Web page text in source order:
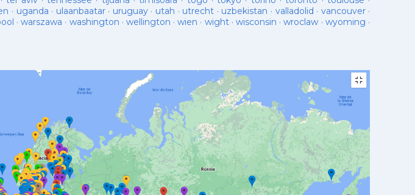
· uganda · ulaanbaatar· uruguay· utah · utrecht · uzbekistan · valladolid · vancouver·
·warszawa · washington · wellington ·wien · wight·wisconsin ·wroclaw · wyoming ·